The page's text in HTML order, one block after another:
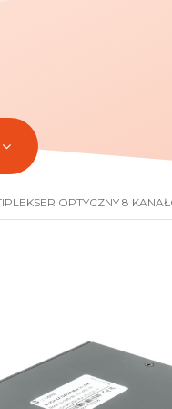
OPTYCZNY 8